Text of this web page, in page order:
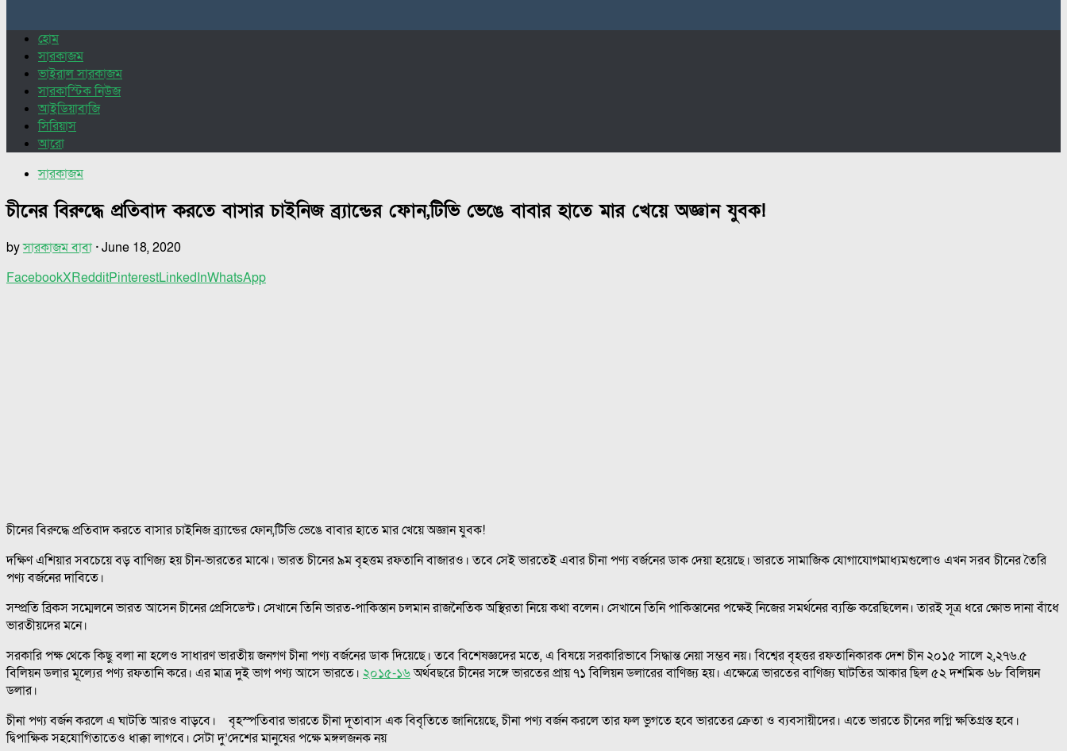
হোম
সারকাজম
ভাইরাল সারকাজম
সারকাস্টিক নিউজ
আইডিয়াবাজি
সিরিয়াস
আরো
সারকাজম
চীনের বিরুদ্ধে প্রতিবাদ করতে বাসার চাইনিজ ব্র‍্যান্ডের ফোন,টিভি ভেঙে বাবার হাতে মার খেয়ে অজ্ঞান যুবক!
byসারকাজম বাবা ·June 18, 2020
FacebookXRedditPinterestLinkedInWhatsApp
চীনের বিরুদ্ধে প্রতিবাদ করতে বাসার চাইনিজ ব্র‍্যান্ডের ফোন,টিভি ভেঙে বাবার হাতে মার খেয়ে অজ্ঞান যুবক!
দক্ষিণ এশিয়ার সবচেয়ে বড় বাণিজ্য হয় চীন-ভারতের মাঝে। ভারত চীনের ৯ম বৃহত্তম রফতানি বাজারও। তবে সেই ভারতেই এবার চীনা পণ্য বর্জনের ডাক দেয়া হয়েছে। ভারতে সামাজিক যোগাযোগমাধ্যমগুলোও এখন সরব চীনের তৈরি
পণ্য বর্জনের দাবিতে।
সম্প্রতি ব্রিকস সম্মেলনে ভারত আসেন চীনের প্রেসিডেন্ট। সেখানে তিনি ভারত-পাকিস্তান চলমান রাজনৈতিক অস্থিরতা নিয়ে কথা বলেন। সেখানে তিনি পাকিস্তানের পক্ষেই নিজের সমর্থনের ব্যক্তি করেছিলেন। তারই সূত্র ধরে ক্ষোভ দানা বাঁধে
ভারতীয়দের মনে।
সরকারি পক্ষ থেকে কিছু বলা না হলেও সাধারণ ভারতীয় জনগণ চীনা পণ্য বর্জনের ডাক দিয়েছে। তবে বিশেষজ্ঞদের মতে, এ বিষয়ে সরকারিভাবে সিদ্ধান্ত নেয়া সম্ভব নয়। বিশ্বের বৃহত্তর রফতানিকারক দেশ চীন ২০১৫ সালে ২,২৭৬.৫
বিলিয়ন ডলার মূল্যের পণ্য রফতানি করে। এর মাত্র দুই ভাগ পণ্য আসে ভারতে। ২০১৫-১৬অর্থবছরে চীনের সঙ্গে ভারতের প্রায় ৭১ বিলিয়ন ডলারের বাণিজ্য হয়। এক্ষেত্রে ভারতের বাণিজ্য ঘাটতির আকার ছিল ৫২ দশমিক ৬৮ বিলিয়ন
ডলার।
চীনা পণ্য বর্জন করলে এ ঘাটতি আরও বাড়বে। বৃহস্পতিবার ভারতে চীনা দূতাবাস এক বিবৃতিতে জানিয়েছে, চীনা পণ্য বর্জন করলে তার ফল ভুগতে হবে ভারতের ক্রেতা ও ব্যবসায়ীদের। এতে ভারতে চীনের লগ্নি ক্ষতিগ্রস্ত হবে।
দ্বিপাক্ষিক সহযোগিতাতেও ধাক্কা লাগবে। সেটা দু’দেশের মানুষের পক্ষে মঙ্গলজনক নয়